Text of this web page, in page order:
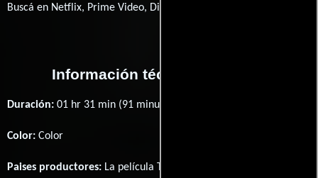
Buscá en Netflix, Prime Video, Disney+
Información técnica y general
Duración: 01 hr 31 min (91 minutos) .
Color: Color
Paises productores: La película Territories fué producida en